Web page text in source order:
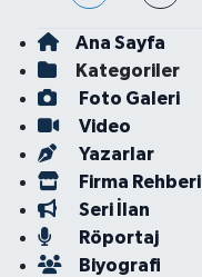
Ana Sayfa
Kategoriler
Foto Galeri
Video
Yazarlar
Firma Rehberi
Seri İlan
Röportaj
Biyografi